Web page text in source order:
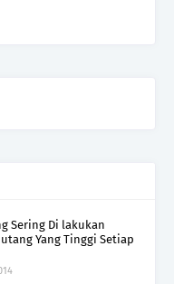
Sering Di lakukan
Yang Tinggi Setiap